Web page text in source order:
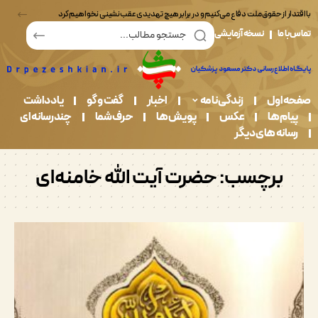
نخواهیم کرد
نسخه آزمایشی
زندگی نامه اخبار گفت و گو
یادداشت
ها
عکس پویش ها حرف شما
چندرسانه ای
های دیگر
برچسب:حضرت آیت الله خامنه‌ای